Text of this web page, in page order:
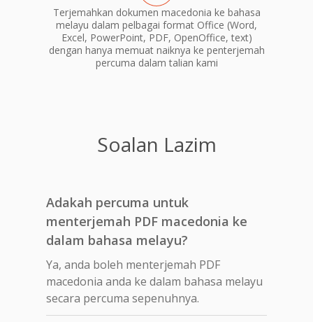
Terjemahkan dokumen macedonia ke bahasa
melayu dalam pelbagai format Office (Word,
Excel, PowerPoint, PDF, OpenOffice, text)
dengan hanya memuat naiknya ke penterjemah
percuma dalam talian kami
Soalan Lazim
Adakah percuma untuk
menterjemah PDF macedonia ke
dalam bahasa melayu?
Ya, anda boleh menterjemah PDF
macedonia anda ke dalam bahasa melayu
secara percuma sepenuhnya.